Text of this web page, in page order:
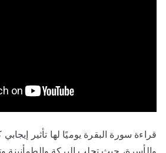
قراءة سورة البقرة يوميًا لها تأثير